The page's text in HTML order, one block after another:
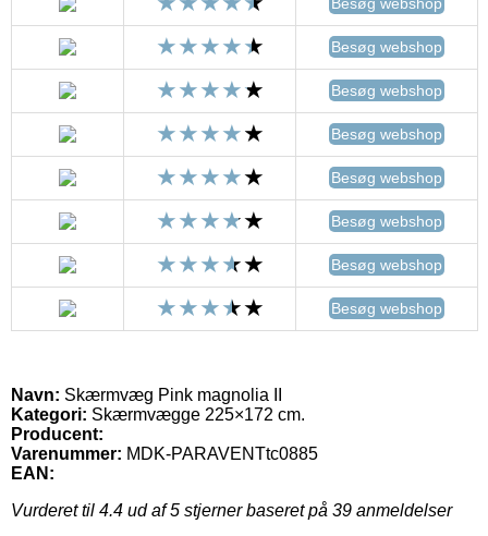
Besøg webshop
Besøg webshop
Besøg webshop
Besøg webshop
Besøg webshop
Besøg webshop
Besøg webshop
Navn: Skærmvæg Pink magnolia II
Kategori: Skærmvægge 225×172 cm.
Producent:
Varenummer: MDK-PARAVENTtc0885
EAN:
Vurderet til 4.4 ud af 5 stjerner baseret på 39 anmeldelser